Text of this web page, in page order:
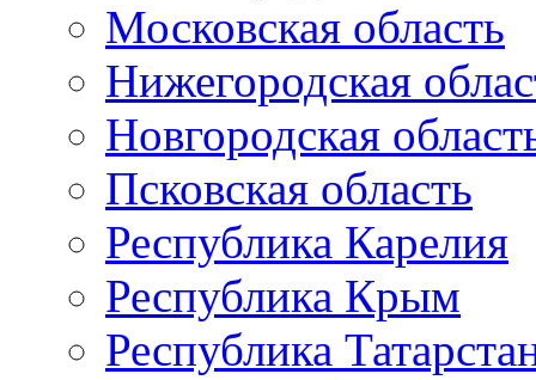
Московская область
Нижегородская
Новгородская
Псковская область
Республика Карелия
Республика Крым
Республика